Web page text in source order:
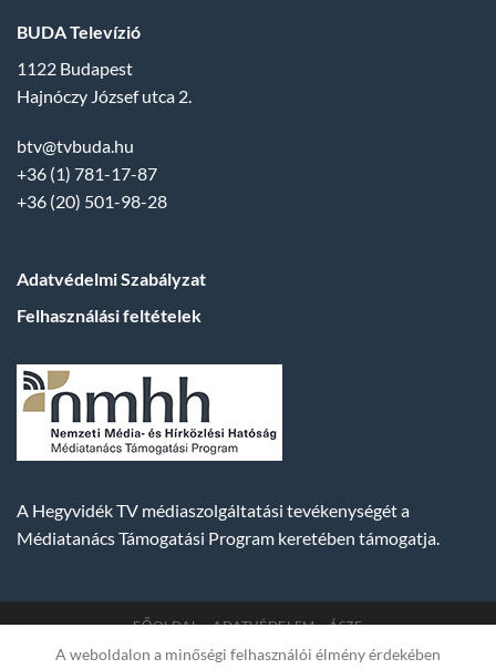
BUDA Televízió
1122 Budapest
Hajnóczy József utca 2.
btv@tvbuda.hu
+36 (1) 781-17-87
+36 (20) 501-98-28
Adatvédelmi Szabályzat
Felhasználási feltételek
A Hegyvidék TV médiaszolgáltatási tevékenységét a
Médiatanács Támogatási Program keretében támogatja.
FŐOLDAL ADATVÉDELEM ÁSZF
Copyright 2007-2026 © BUDA TV | Hegyvidék Média
A weboldalon a minőségi felhasználói élmény érdekében